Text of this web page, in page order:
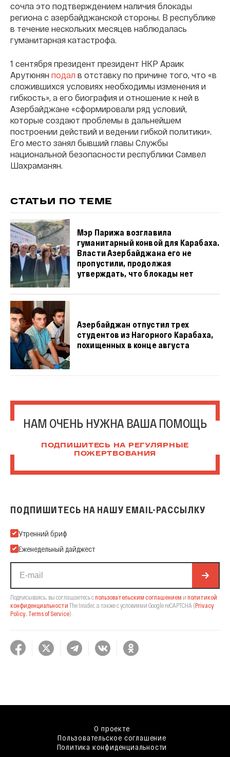
сочла это подтверждением наличия блокады
региона с азербайджанской стороны. В республике
в течение нескольких месяцев наблюдалась
гуманитарная катастрофа.
1 сентября президент президент НКР Араик
Арутюнян подал в отставку по причине того, что «в
сложившихся условиях необходимы изменения и
гибкость», а его биография и отношение к ней в
Азербайджане «сформировали ряд условий,
которые создают проблемы в дальнейшем
построении действий и ведении гибкой политики».
Его место занял бывший главы Службы
национальной безопасности республики Самвел
Шахраманян.
СТАТЬИ ПО ТЕМЕ
Мэр Парижа возглавила
гуманитарный конвой для Карабаха.
Власти Азербайджана его не
пропустили, продолжая
утверждать, что блокады нет
Азербайджан отпустил трех
студентов из Нагорного Карабаха,
похищенных в конце августа
НАМ ОЧЕНЬ НУЖНА ВАША ПОМОЩЬ
ПОДПИШИТЕСЬ НА РЕГУЛЯРНЫЕ
ПОЖЕРТВОВАНИЯ
ПОДПИШИТЕСЬ НА НАШУ EMAIL-РАССЫЛКУ
Подпишитесь на нашу Email-рассылку
Утренний бриф
Еженедельный дайджест
Подписываясь, вы соглашаетесь спользовательским соглашением и политикой
конфиденциальности The Insider, а также с условиями Google reCAPTCHA (Privacy
Policy Terms of Service).
О проекте
Пользовательское соглашение
Политика конфиденциальности